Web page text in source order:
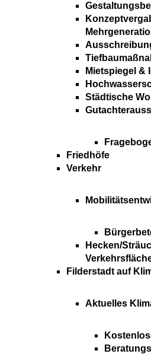
Mietspiegel &
Städtische
Friedhöfe
Verkehr
Hecken/
Filderstadt auf
Aktuelles